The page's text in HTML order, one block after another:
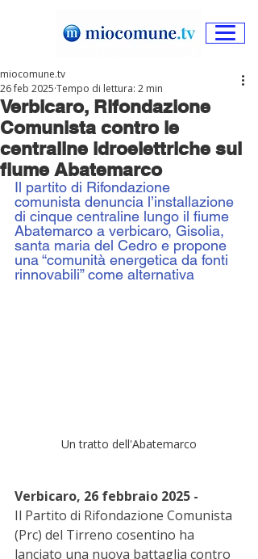
Verbicaro, Rifondazione
Comunista contro le
centraline idroelettriche sul
fiume Abatemarco
miocomune.tv
26 feb 2025 Tempo di lettura: 2 min
Il partito di Rifondazione
comunista denuncia l’installazione
di cinque centraline lungo il fiume
Abatemarco a verbicaro, Gisolia,
santa maria del Cedro e propone
una “comunità energetica da fonti
rinnovabili” come alternativa
Un tratto dell'Abatemarco
Verbicaro, 26 febbraio 2025 -
Il Partito di Rifondazione Comunista
(Prc) del Tirreno cosentino ha
lanciato una nuova battaglia contro